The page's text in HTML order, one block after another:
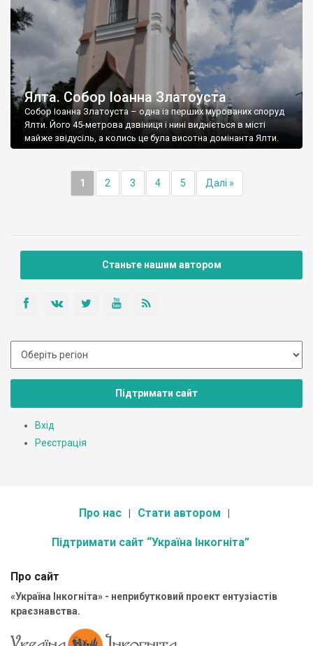
Ялта. Собор Іоанна Златоуста
Собор Іоанна Златоуста – одна із перших мурованих споруд
Ялти. Його 45-метрова дзвіниця і нині видніється в місті
майже звідусіль, а колись це була висотна домінанта Ялти.
1 2 3 4 5 Далі »
Станьте нашим автором
Підтримати сайт
Вхід
Реєстрація
Про нас Стати автором
Підтримати сайт “Україна Інкогніта”
Про сайт
«Україна Інкогніта» - неприбутковий проект ентузіастів
краєзнавства.